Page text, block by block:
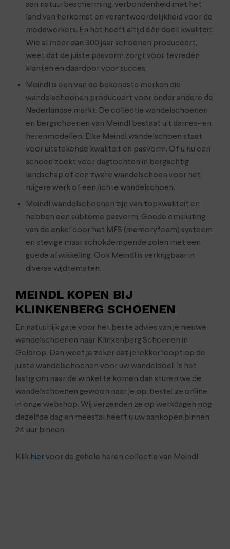
aan natuurbescherming, verbondenheid met het
land van herkomst en verantwoordelijkheid voor de
medewerkers. En het heeft altijd één doel: kwaliteit.
Wie al meer dan 300 jaar schoenen produceert,
weet dat de juiste pasvorm zorgt voor tevreden
klanten en daardoor voor succes.
Meindl is een van de bekendste merken die
wandelschoenen produceert voor onder andere de
Nederlandse markt. De collectie wandelschoenen
en bergschoenen van Meindl bestaat uit dames- en
herenmodellen. Elke Meindl wandelschoen staat
voor uitstekende kwaliteit en pasvorm. Of u nu een
schoen zoekt voor dagtochten in bergachtig
landschap of een zware wandelschoen voor het
ruigere werk of een lichte wandelschoen.
Meindl wandelschoenen zijn van topkwaliteit en
hebben een sublieme pasvorm. Goede omsluiting
van de enkel door het MFS (memoryfoam) systeem
en stevige maar schokdempende zolen met een
goede afwikkeling. Ook Meindl is verkrijgbaar in
diverse wijdtematen.
MEINDL KOPEN BIJ
KLINKENBERG SCHOENEN
En natuurlijk ga je voor het beste advies van je nieuwe
wandelschoenen naar Klinkenberg Schoenen in
Geldrop. Dan weet je zeker dat je lekker loopt op de
juiste wandelschoenen voor uw wandeldoel. Is het
lastig om naar de winkel te komen dan sturen we de
wandelschoenen gewoon naar je op: bestel ze online
in onze webshop. Wij verzenden ze op werkdagen nog
dezelfde dag en meestal heeft u uw aankopen binnen
24 uur binnen
Klik hiervoor de gehele heren collectie van Meindl